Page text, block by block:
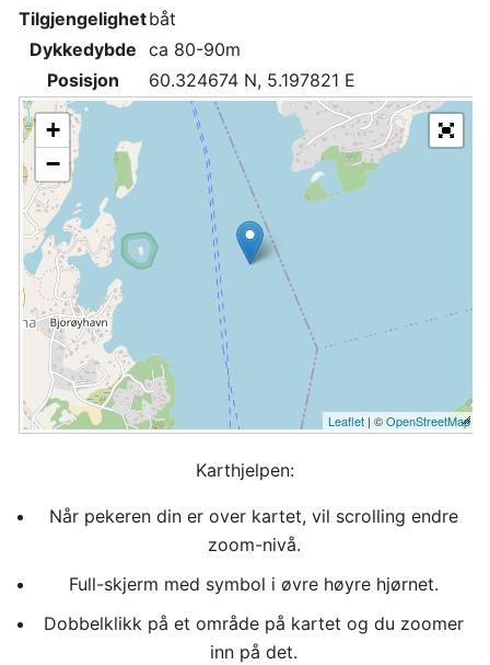
Tilgjengelighetbåt
Dykkedybde ca 80-90m
Posisjon
60.324674 N, 5.197821 E
+
−
Leaflet | ©OpenStreetMap
Karthjelpen:
Når pekeren din er over kartet, vil scrolling endre
zoom-nivå.
Full-skjerm med symbol i øvre høyre hjørnet.
Dobbelklikk på et område på kartet og du zoomer
inn på det.